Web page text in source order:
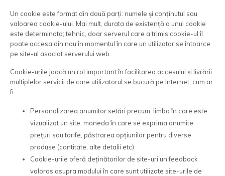
Un cookie este format din două parți: numele și conținutul sau
valoarea cookie-ului. Mai mult, durata de existență a unui cookie
este determinata; tehnic, doar serverul care a trimis cookie-ul îl
poate accesa din nou în momentul în care un utilizator se întoarce
pe site-ul asociat serverului web.
Cookie-urile joacă un rol important în facilitarea accesului și livrării
multiplelor servicii de care utilizatorul se bucură pe Internet, cum ar
fi:
Personalizarea anumitor setări precum: limba în care este
vizualizat un site, moneda în care se exprima anumite
prețuri sau tarife, păstrarea opțiunilor pentru diverse
produse (cantitate, alte detalii etc).
Cookie-urile oferă deținătorilor de site-uri un feedback
valoros asupra modului în care sunt utilizate site-urile de